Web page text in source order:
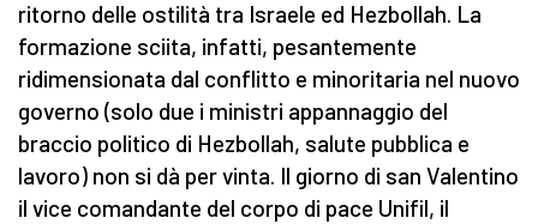
ritorno delle ostilità tra Israele ed Hezbollah. La
formazione sciita, infatti, pesantemente
ridimensionata dal conflitto e minoritaria nel nuovo
governo (solo due i ministri appannaggio del
braccio politico di Hezbollah, salute pubblica e
lavoro) non si dà per vinta. Il giorno di san Valentino
il vice comandante del corpo di pace Unifil, il